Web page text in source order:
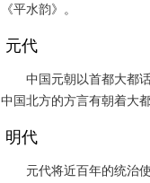
《平水韵》。
元代
中国元朝以首都大都
中国北方的方言有朝着大
明代
元代将近百年的统治